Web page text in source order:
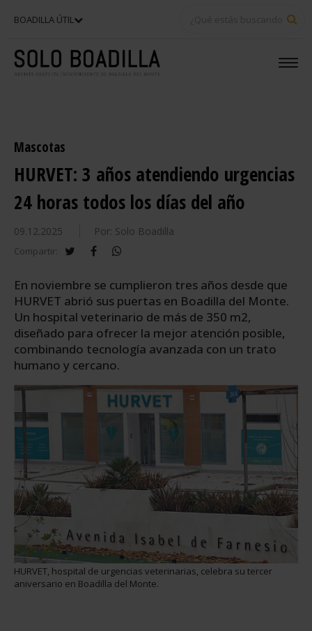
BOADILLA ÚTIL
Mascotas
HURVET: 3 años atendiendo urgencias
24 horas todos los días del año
09.12.2025 Por: Solo Boadilla
Compartir: twitterfacebook
En noviembre se cumplieron tres años desde que
HURVET abrió sus puertas en Boadilla del Monte.
Un hospital veterinario de más de 350 m2,
diseñado para ofrecer la mejor atención posible,
combinando tecnología avanzada con un trato
humano y cercano.
HURVET, hospital de urgencias veterinarias, celebra su tercer
aniversario en Boadilla del Monte.